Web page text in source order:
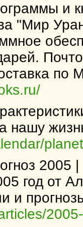
и
"Мир
по
нашу
2005 |
год от
и